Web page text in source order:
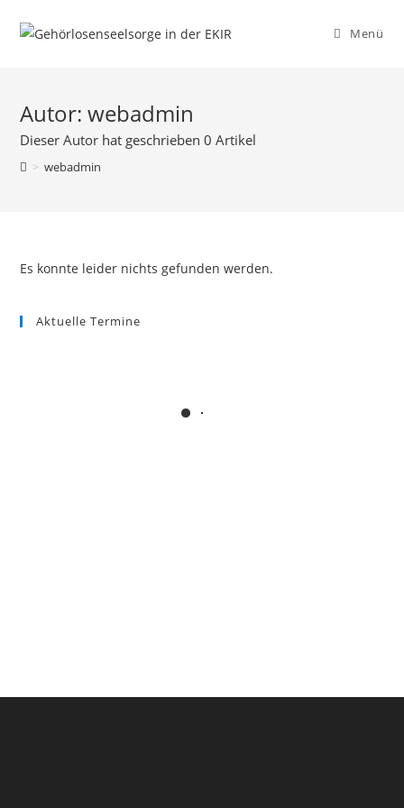
Menü
Autor:webadmin
Dieser Autor hat geschrieben 0 Artikel
> webadmin
Es konnte leider nichts gefunden werden.
Aktuelle Termine